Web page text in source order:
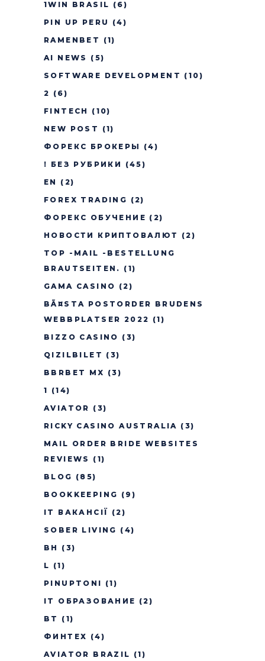
1WIN BRASIL (6)
PIN UP PERU
(4)
RAMENBET
(1)
AI NEWS
(5)
SOFTWARE DEVELOPMENT (10)
2 (6)
FINTECH
(10)
NEW POST
(1)
ФОРЕКС БРОКЕРЫ
(4)
! БЕЗ РУБРИКИ
(45)
EN
(2)
FOREX TRADING (2)
ФОРЕКС ОБУЧЕНИЕ (2)
НОВОСТИ КРИПТОВАЛЮТ
(2)
TOP -MAIL -BESTELLUNG
BRAUTSEITEN. (1)
GAMA CASINO (2)
BÃ¤STA POSTORDER BRUDENS
WEBBPLATSER 2022 (1)
BIZZO CASINO (3)
QIZILBILET (3)
BBRBET MX (3)
1 (14)
AVIATOR (3)
RICKY CASINO AUSTRALIA (3)
MAIL ORDER BRIDE WEBSITES
REVIEWS
(1)
BLOG (85)
BOOKKEEPING (9)
IT ВАКАНСІЇ
(2)
SOBER LIVING (4)
BH
(3)
L (1)
PINUPTONI (1)
IT ОБРАЗОВАНИЕ (2)
BT
(1)
ФИНТЕХ (4)
AVIATOR BRAZIL (1)